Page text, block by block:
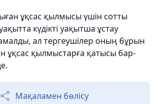
ұқсас қылмысы үшін сотты
күдікті уақытша ұстау
ал тергеушілер оның бұрын
ұқсас қылмыстарға қатысы бар-
Мақаламен бөлісу